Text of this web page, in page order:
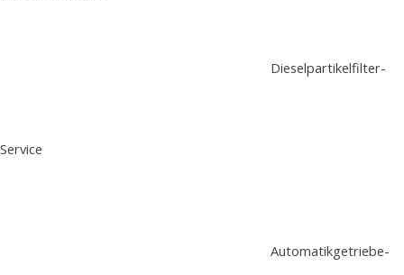
Dieselpartikelfilter-
Service
Automatikgetriebe-